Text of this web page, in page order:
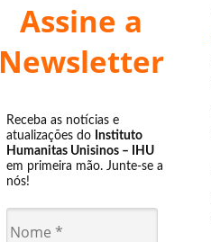
Assine a
Newsletter
Receba as notícias e
atualizações do Instituto
Humanitas Unisinos – IHU
em primeira mão. Junte-se a
nós!